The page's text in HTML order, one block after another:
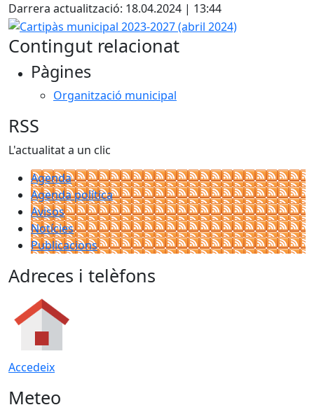
Darrera actualització: 18.04.2024 | 13:44
Cartipàs municipal 2023-2027 (abril 2024)
Contingut relacionat
Pàgines
Organització municipal
RSS
L'actualitat a un clic
Agenda
Agenda política
Avisos
Notícies
Publicacions
Adreces i telèfons
Accedeix
Meteo